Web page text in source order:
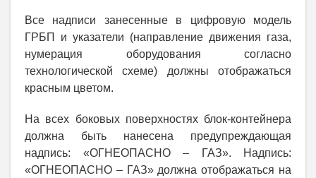
Все надписи занесенные в цифровую модель
ГРБП и указатели (направление движения газа,
нумерация оборудования согласно
технологической схеме) должны отображаться
красным цветом.
На всех боковых поверхностях блок-контейнера
должна быть нанесена предупреждающая
надпись: «ОГНЕОПАСНО – ГАЗ». Надпись:
«ОГНЕОПАСНО – ГАЗ» должна отображаться на